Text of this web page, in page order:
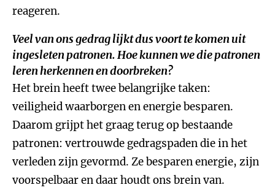
reageren.
Veel van ons gedrag lijkt dus voort te komen uit
ingesleten patronen. Hoe kunnen we die patronen
leren herkennen en doorbreken?
Het brein heeft twee belangrijke taken:
veiligheid waarborgen en energie besparen.
Daarom grijpt het graag terug op bestaande
patronen: vertrouwde gedragspaden die in het
verleden zijn gevormd. Ze besparen energie, zijn
voorspelbaar en daar houdt ons brein van.